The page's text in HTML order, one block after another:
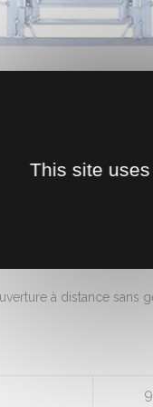
à distance sans
9
This site